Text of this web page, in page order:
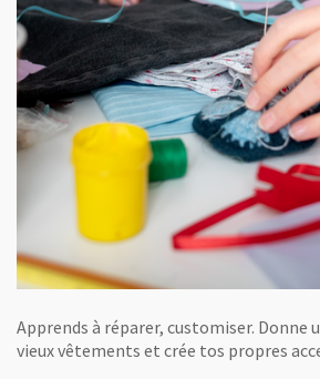
Apprends à réparer, customiser. Donne
vieux vêtements et crée tos propres